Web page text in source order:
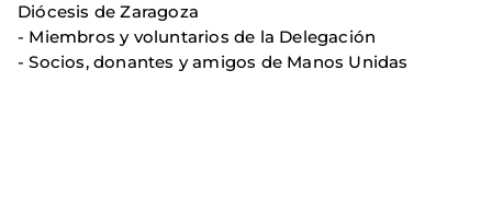
Diócesis de Zaragoza
- Miembros y voluntarios de la Delegación
- Socios, donantes y amigos de Manos Unidas